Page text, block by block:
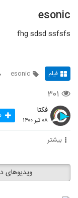
esonic
fhg sdsd ssfsfs
فیلم esonic
۳۰۱
فکتا
۰۸ تیر ۱۴۰۰
بیشتر
ویدیوهای